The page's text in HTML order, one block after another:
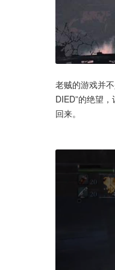
老贼的游戏并
DIED”的绝望
回来。